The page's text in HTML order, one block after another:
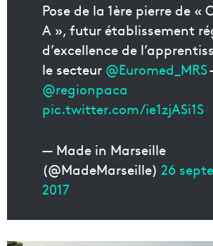
Pose de la 1ère pierre de «
A », futur établissement
d’excellence de
le secteur @Euromed_MRS
@regionpaca
pic.twitter.com/ie1zjASi1S
— Made in Marseille
(@MadeMarseille) 26
2017